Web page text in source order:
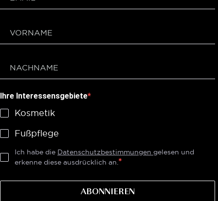
Ihre Interessensgebiete
Kosmetik
Fußpflege
Ich habe die Datenschutzbestimmungen gelesen und
erkenne diese ausdrücklich an.
ABONNIEREN